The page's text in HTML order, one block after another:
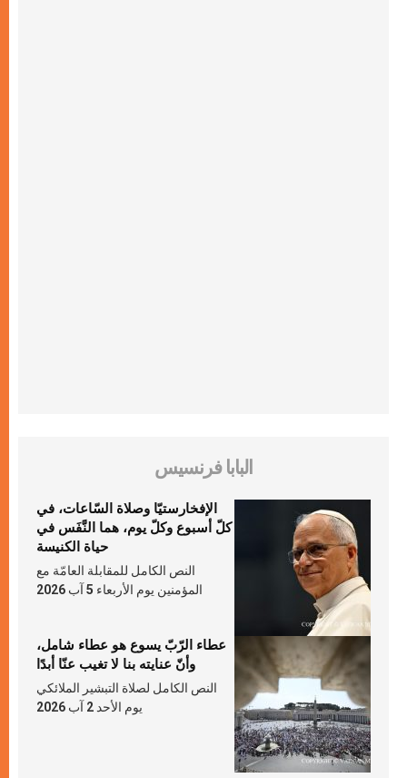
البابا فرنسيس
الإفخارستيّا وصلاة السّاعات، في
كلّ أسبوع وكلّ يوم، هما النَّفَس في
حياة الكنيسة
النص الكامل للمقابلة العامّة مع
المؤمنين يوم الأربعاء 5 آب 2026
عطاء الرّبّ يسوع هو عطاء شامل،
وأنّ عنايته بنا لا تغيب عنّا أبدًا
النص الكامل لصلاة التبشير الملائكي
يوم الأحد 2 آب 2026